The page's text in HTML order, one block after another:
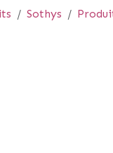
Sothys